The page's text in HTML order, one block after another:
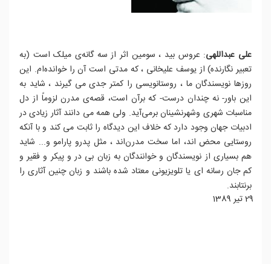
علی عبداللهی: عروس بید ، سومین اثر از سه گانه‌ی میلک است (به
تعبیر نگارنده) از یوسف علیخانی ، که مدتی است آن را خوانده‌ام. این
روزها نویسندگان ما ، روستانویسی را کمتر جدی می گیرند ، شاید به
این باور- نه چندان درست- که برآن است، قصه‌ی مدرن لزوماً از دل
مناسبات شهری وشهرنشینان برمی‌آید. ولی همه می دانند آثار زیادی در
ادبیات جهان وجود دارد که خلاف این دیدگاه را ثابت می کند و با آنکه
روستایی محض اند، اما سخت مدرن‌اند ، مثل پدرو پارامو و... شاید
هم بسیاری از نویسندگان و خوانندگان به زبان بی در و پیکر و فقیر و
کم جان رسانه ای یا تلویزیونی معتاد شده باشند و زبان چنین آثاری را
برنتابند.
29 تیر 1389